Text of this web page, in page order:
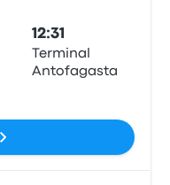
12:31
Terminal
Antofagasta